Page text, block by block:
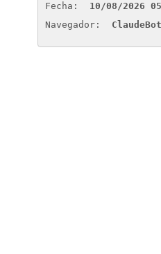
Fecha:
10/08/2026
Navegador:
ClaudeBot